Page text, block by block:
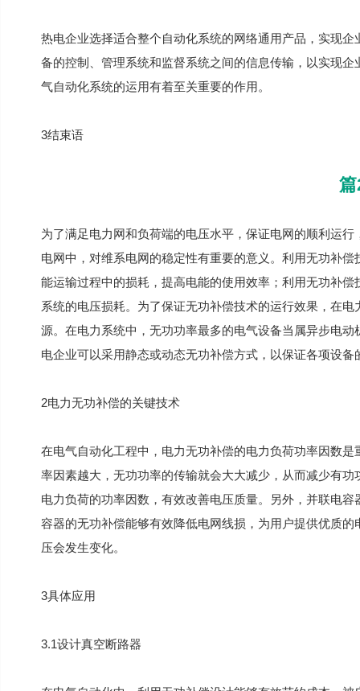
热电企业选择适合整个自动化系统的网络通用产品，实现
备的控制、管理系统和监督系统之间的信息传输，以实现
气自动化系统的运用有着至关重要的作用。
3结束语
为了满足电力网和负荷端的电压水平，保证电网的顺利运
电网中，对维系电网的稳定性有重要的意义。利用无功补
能运输过程中的损耗，提高电能的使用效率；利用无功补
系统的电压损耗。为了保证无功补偿技术的运行效果，在
源。在电力系统中，无功功率最多的电气设备当属异步电
电企业可以采用静态或动态无功补偿方式，以保证各项设备
2电力无功补偿的关键技术
在电气自动化工程中，电力无功补偿的电力负荷功率因数
率因素越大，无功功率的传输就会大大减少，从而减少有
电力负荷的功率因数，有效改善电压质量。另外，并联电
容器的无功补偿能够有效降低电网线损，为用户提供优质
压会发生变化。
3具体应用
3.1设计真空断路器